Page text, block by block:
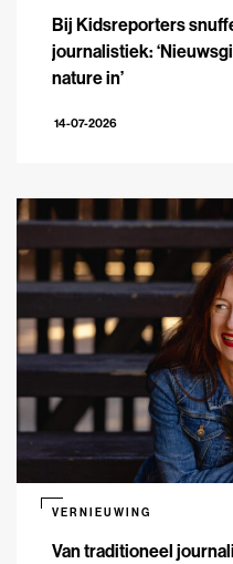
Bij Kidsreporters
journalistiek:
nature in’
14-07-2026
Van traditioneel
VERNIEUWING